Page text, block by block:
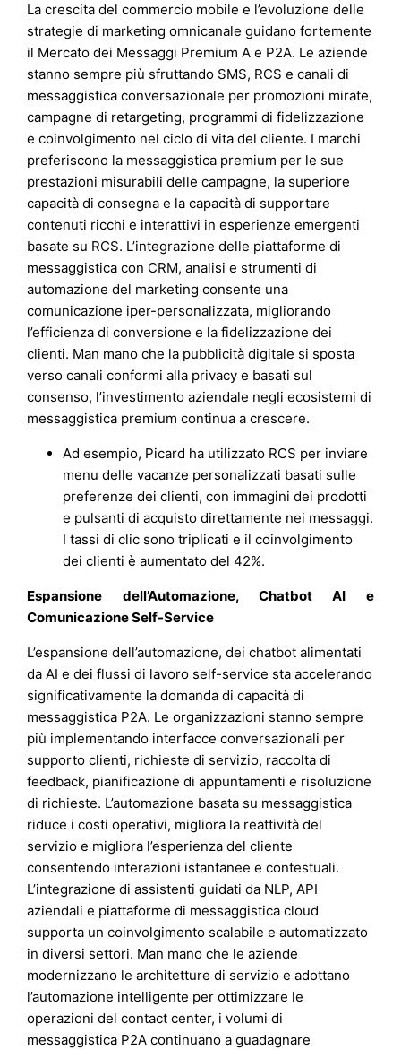
La crescita del commercio mobile e l’evoluzione delle
strategie di marketing omnicanale guidano fortemente
il Mercato dei Messaggi Premium A e P2A. Le aziende
stanno sempre più sfruttando SMS, RCS e canali di
messaggistica conversazionale per promozioni mirate,
campagne di retargeting, programmi di fidelizzazione
e coinvolgimento nel ciclo di vita del cliente. I marchi
preferiscono la messaggistica premium per le sue
prestazioni misurabili delle campagne, la superiore
capacità di consegna e la capacità di supportare
contenuti ricchi e interattivi in esperienze emergenti
basate su RCS. L’integrazione delle piattaforme di
messaggistica con CRM, analisi e strumenti di
automazione del marketing consente una
comunicazione iper-personalizzata, migliorando
l’efficienza di conversione e la fidelizzazione dei
clienti. Man mano che la pubblicità digitale si sposta
verso canali conformi alla privacy e basati sul
consenso, l’investimento aziendale negli ecosistemi di
messaggistica premium continua a crescere.
Ad esempio, Picard ha utilizzato RCS per inviare
menu delle vacanze personalizzati basati sulle
preferenze dei clienti, con immagini dei prodotti
e pulsanti di acquisto direttamente nei messaggi.
I tassi di clic sono triplicati e il coinvolgimento
dei clienti è aumentato del 42%.
Espansione dell’Automazione, Chatbot AI e
Comunicazione Self-Service
L’espansione dell’automazione, dei chatbot alimentati
da AI e dei flussi di lavoro self-service sta accelerando
significativamente la domanda di capacità di
messaggistica P2A. Le organizzazioni stanno sempre
più implementando interfacce conversazionali per
supporto clienti, richieste di servizio, raccolta di
feedback, pianificazione di appuntamenti e risoluzione
di richieste. L’automazione basata su messaggistica
riduce i costi operativi, migliora la reattività del
servizio e migliora l’esperienza del cliente
consentendo interazioni istantanee e contestuali.
L’integrazione di assistenti guidati da NLP, API
aziendali e piattaforme di messaggistica cloud
supporta un coinvolgimento scalabile e automatizzato
in diversi settori. Man mano che le aziende
modernizzano le architetture di servizio e adottano
l’automazione intelligente per ottimizzare le
operazioni del contact center, i volumi di
messaggistica P2A continuano a guadagnare